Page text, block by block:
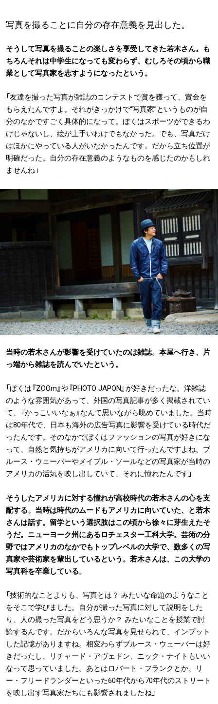
写真を撮ることに自分の存在意義を見出した。
そうして写真を撮ることの楽しさを享受してきた若木さん。も
ちろんそれは中学生になっても変わらず、むしろその頃から職
業として写真家を志すようになったという。
「友達を撮った写真が雑誌のコンテストで賞を獲って、賞金を
もらえたんですよ。それがきっかけで“写真家”というものが自
分のなかですごく具体的になって。ぼくはスポーツができるわ
けじゃないし、絵が上手いわけでもなかった。でも、写真だけ
はほかにやっている人がいなかったんです。だから立ち位置が
明確だった。自分の存在意義のようなものを感じたのかもしれ
ませんね」
当時の若木さんが影響を受けていたのは雑誌。本屋へ行き、片
っ端から雑誌を読んでいたという。
「ぼくは『ZOOm』や『PHOTO JAPON』が好きだったな。洋雑誌
のような雰囲気があって、外国の写真記事が多く掲載されてい
て、『かっこいいなぁ』なんて思いながら眺めていました。当時
は80年代で、日本も海外の広告写真に影響を受けている時代だ
ったんです。そのなかでぼくはファッションの写真が好きにな
って、自然と気持ちがアメリカに向いて行ったんですよね。ブ
ルース・ウェーバーやメイプル・ソールなどの写真家が当時の
アメリカの活気を映し出していて、それに憧れたんです」
そうしたアメリカに対する憧れが高校時代の若木さんの心を支
配する。当時は時代のムードもアメリカに向いていた、と若木
さんは話す。留学という選択肢はこの頃から徐々に芽生えたそ
うだ。ニューヨーク州にあるロチェスター工科大学。芸術の分
野ではアメリカのなかでもトップレベルの大学で、数多くの写
真家や芸術家を輩出しているという。若木さんは、この大学の
写真科を卒業している。
「技術的なことよりも、写真とは？ みたいな命題のようなこと
をそこで学びました。自分が撮った写真に対して説明をした
り、人の撮った写真をどう思うか？ みたいなことを授業で討
論するんです。だからいろんな写真を見せられて、インプット
した記憶がありますね。相変わらずブルース・ウェーバーは好
きだったし、リチャード・アヴェドン、ニック・ナイトもいい
なって思っていました。あとはロバート・フランクとか、リ
ー・フリードランダーといった60年代から70年代のストリート
を映し出す写真家たちにも影響されましたね」